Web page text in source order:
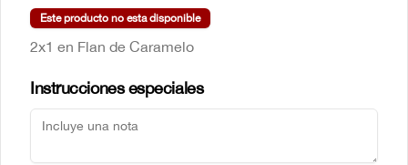
New York steak Certified
Angus Beef® 300g
Beef ® al estilo neoyorkino, acompañado
Este producto no esta disponible
2x1 en Flan de Caramelo
Instrucciones especiales